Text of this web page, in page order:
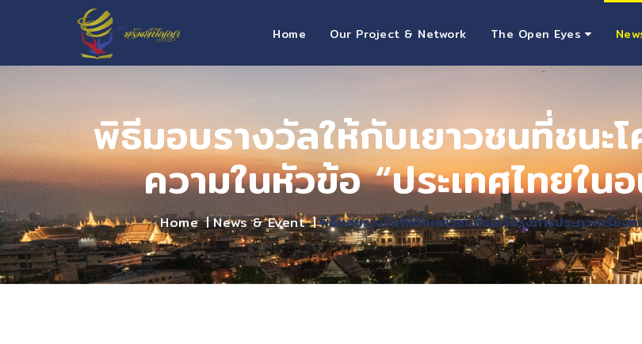
Home Our Project & Network The Open Eyes
พิธีมอบรางวัลให้กับเยาวชนที่ชนะ
ความในหัวข้อ “ประเทศไทยใน
Home News & Event พิธีมอบรางวัลให้กับเยาวชนที่ชนะโครงการประกวดเรียง